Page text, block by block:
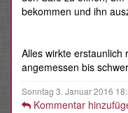
bekommen und ihn
Alles wirkte erstaunlich
angemessen bis
Sonntag 3. Januar 2016
Kommentar